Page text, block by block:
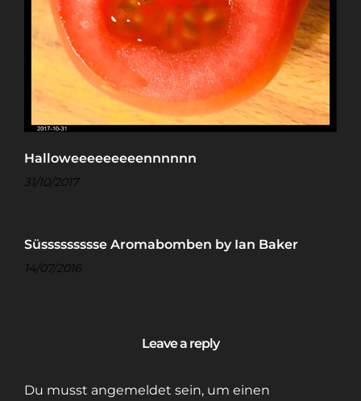
Halloweeeeeeeeennnnnn
31/10/2017
Süssssssssse Aromabomben by Ian Baker
14/07/2016
Leave a reply
Du musst angemeldet sein, um einen